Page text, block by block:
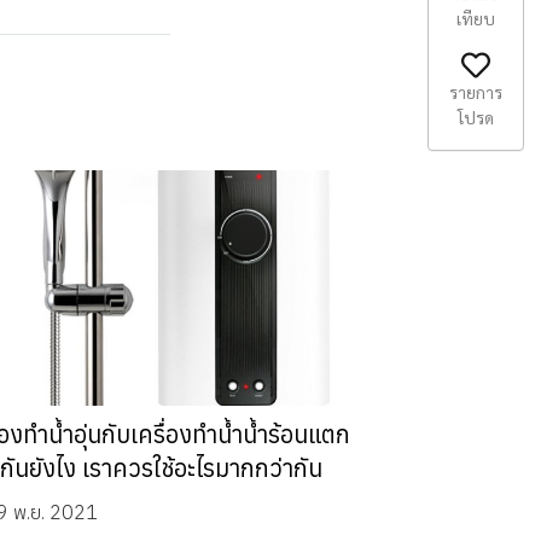
งทำน้ำอุ่นกับเครื่องทำน้ำน้ำร้อนแตก
นยังไง เราควรใช้อะไรมากกว่ากัน
พ.ย. 2021
เทียบ
รายการ
โปรด